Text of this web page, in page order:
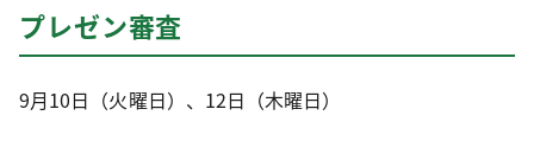
プレゼン審査
9月10日（火曜日）、12日（木曜日）